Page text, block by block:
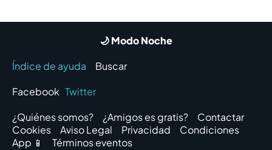
🌙 Modo Noche
Índice de ayuda
Buscar
Facebook Twitter
¿Quiénes somos?
¿Amigos es gratis?
Contactar
Cookies
Aviso Legal Privacidad
Condiciones
App 📱
Términos eventos